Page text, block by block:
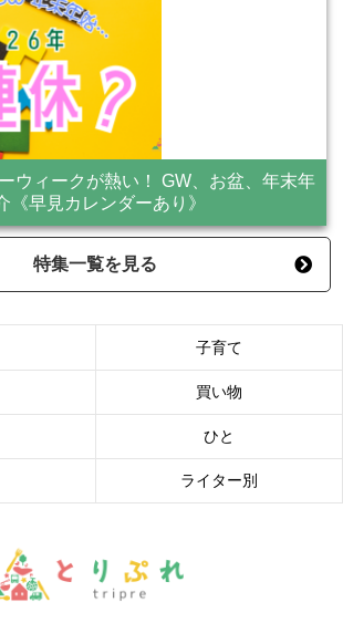
ウィークが熱い！ GW、お盆、年末年
《早見カレンダーあり》
特集一覧を見る
子育て
買い物
ひと
ライター別